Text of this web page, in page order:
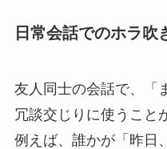
日常会話でのホラ吹
友人同士の会話で、「
冗談交じりに使うこと
例えば、誰かが「昨日